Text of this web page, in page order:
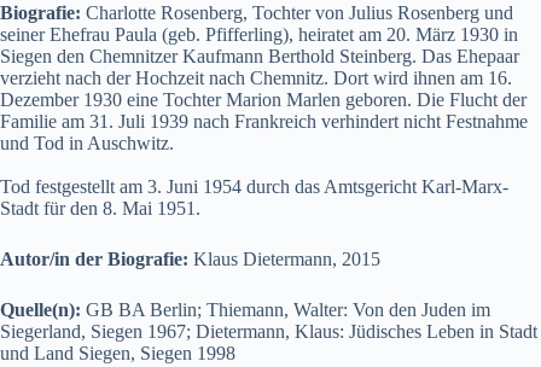
Biografie: Charlotte Rosenberg, Tochter von Julius Rosenberg und
seiner Ehefrau Paula (geb. Pfifferling), heiratet am 20. März 1930 in
Siegen den Chemnitzer Kaufmann Berthold Steinberg. Das Ehepaar
verzieht nach der Hochzeit nach Chemnitz. Dort wird ihnen am 16.
Dezember 1930 eine Tochter Marion Marlen geboren. Die Flucht der
Familie am 31. Juli 1939 nach Frankreich verhindert nicht Festnahme
und Tod in Auschwitz.
Tod festgestellt am 3. Juni 1954 durch das Amtsgericht Karl-Marx-
Stadt für den 8. Mai 1951.
Autor/in der Biografie: Klaus Dietermann, 2015
Quelle(n): GB BA Berlin; Thiemann, Walter: Von den Juden im
Siegerland, Siegen 1967; Dietermann, Klaus: Jüdisches Leben in Stadt
und Land Siegen, Siegen 1998